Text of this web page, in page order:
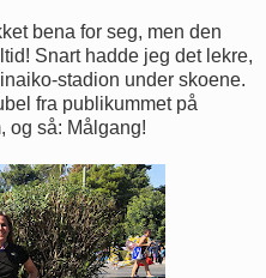
bena for seg, men den
Snart hadde jeg det lekre,
stadion under skoene.
fra publikummet på
og så: Målgang!